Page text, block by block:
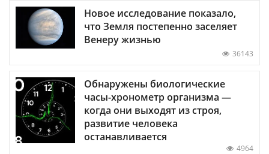
Новое исследование показало,
что Земля постепенно заселяет
Венеру жизнью
36143
Обнаружены биологические
часы-хронометр организма —
когда они выходят из строя,
развитие человека
останавливается
4964